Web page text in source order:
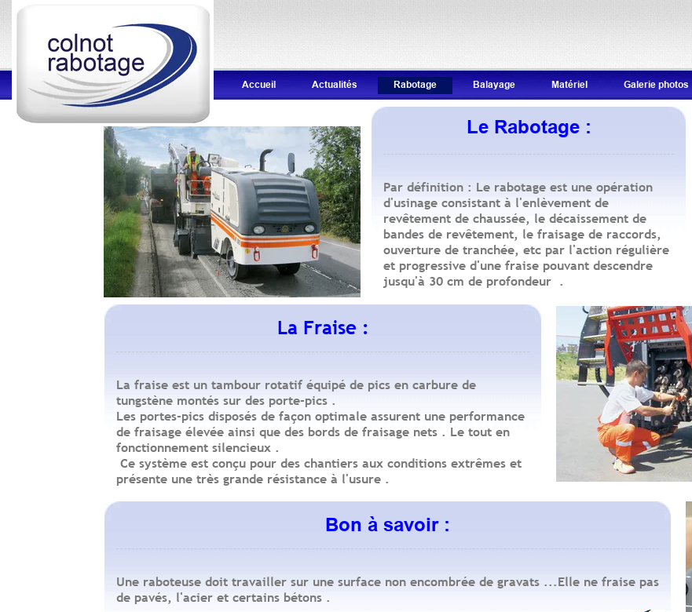
Accueil Actualités Rabotage Balayage Matériel Galerie photos
Le Rabotage :
Par définition : Le rabotage est une opération
d'usinage consistant à l'enlèvement de
revêtement de chaussée, le décaissement de
bandes de revêtement, le fraisage de raccords,
ouverture de tranchée, etc par l'action régulière
et progressive d'une fraise pouvant descendre
jusqu'à 30 cm de profondeur .
La Fraise :
La fraise est un tambour rotatif équipé de pics en carbure de
tungstène montés sur des porte-pics .
Les portes-pics disposés de façon optimale assurent une performance
de fraisage élevée ainsi que des bords de fraisage nets . Le tout en
fonctionnement silencieux .
Ce système est conçu pour des chantiers aux conditions extrêmes et
présente une très grande résistance à l'usure .
Bon à savoir :
Une raboteuse doit travailler sur une surface non encombrée de gravats ...Elle ne fraise pas
de pavés, l'acier et certains bétons .